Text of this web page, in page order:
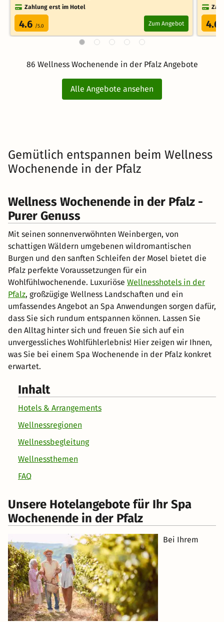
Zahlung erst im Hotel
4.6 /5.0 Zum Angebot 4.6
86 Wellness Wochenende in der Pfalz Angebote
Alle Angebote ansehen
Gemütlich entspannen beim Wellness
Wochenende in der Pfalz
Wellness Wochenende in der Pfalz -
Purer Genuss
Mit seinen sonnenverwöhnten Weinbergen, von
schattigen Wäldern umgebenen wildromantischen
Burgen und den sanften Schleifen der Mosel bietet die
Pfalz perfekte Voraussetzungen für ein
Wohlfühlwochenende. Luxuriöse Wellnesshotels in der
Pfalz, großzügige Wellness Landschaften und ein
umfassendes Angebot an Spa Anwendungen sorgen dafür,
dass Sie sich rundum entspannen können. Lassen Sie
den Alltag hinter sich und freuen Sie sich auf ein
unvergessliches Wohlfühlerlebnis! Hier zeigen wir Ihnen,
was Sie bei einem Spa Wochenende in der Pfalz konkret
erwartet.
Inhalt
Hotels & Arrangements
Wellnessregionen
Wellnessbegleitung
Wellnessthemen
FAQ
Unsere Hotelangebote für Ihr Spa
Wochenende in der Pfalz
Bei Ihrem